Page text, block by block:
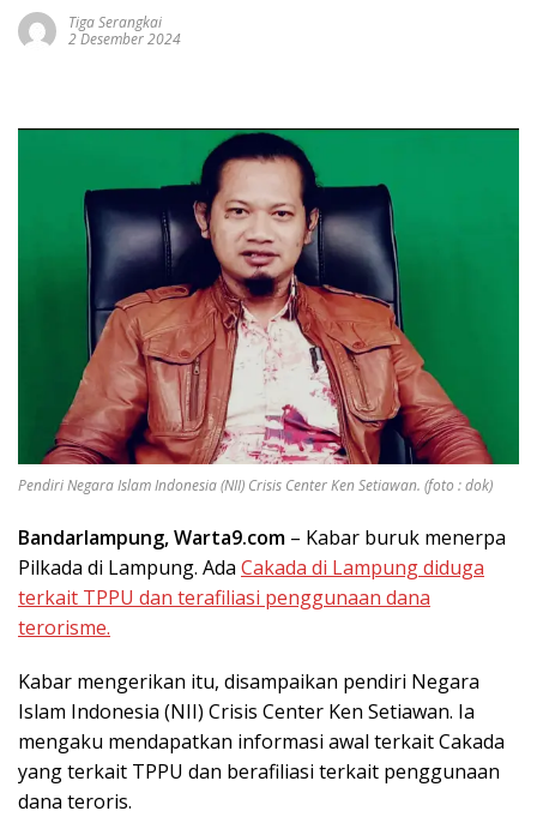
Tiga Serangkai
2 Desember 2024
Pendiri Negara Islam Indonesia (NII) Crisis Center Ken Setiawan. (foto : dok)
Bandarlampung, Warta9.com – Kabar buruk menerpa
Pilkada di Lampung. Ada Cakada di Lampung diduga
terkait TPPU dan terafiliasi penggunaan dana
terorisme.
Kabar mengerikan itu, disampaikan pendiri Negara
Islam Indonesia (NII) Crisis Center Ken Setiawan. Ia
mengaku mendapatkan informasi awal terkait Cakada
yang terkait TPPU dan berafiliasi terkait penggunaan
dana teroris.